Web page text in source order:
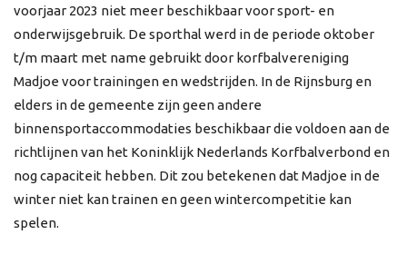
voorjaar 2023 niet meer beschikbaar voor sport- en
onderwijsgebruik. De sporthal werd in de periode oktober
t/m maart met name gebruikt door korfbalvereniging
Madjoe voor trainingen en wedstrijden. In de Rijnsburg en
elders in de gemeente zijn geen andere
binnensportaccommodaties beschikbaar die voldoen aan de
richtlijnen van het Koninklijk Nederlands Korfbalverbond en
nog capaciteit hebben. Dit zou betekenen dat Madjoe in de
winter niet kan trainen en geen wintercompetitie kan
spelen.